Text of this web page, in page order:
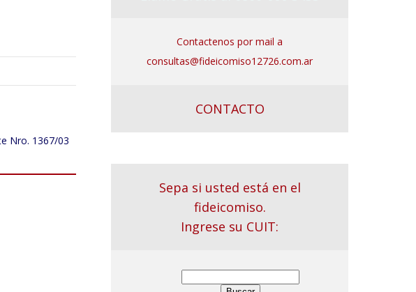
Nro. 1367/03
Contactenos por mail a
consultas@fideicomiso12726.com.ar
CONTACTO
Sepa si usted está en el
fideicomiso.
Ingrese su CUIT: